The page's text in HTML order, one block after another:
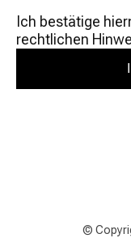
Ich bestätige
rechtlichen
©